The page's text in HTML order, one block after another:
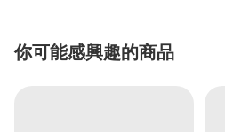
你可能感興趣的商品